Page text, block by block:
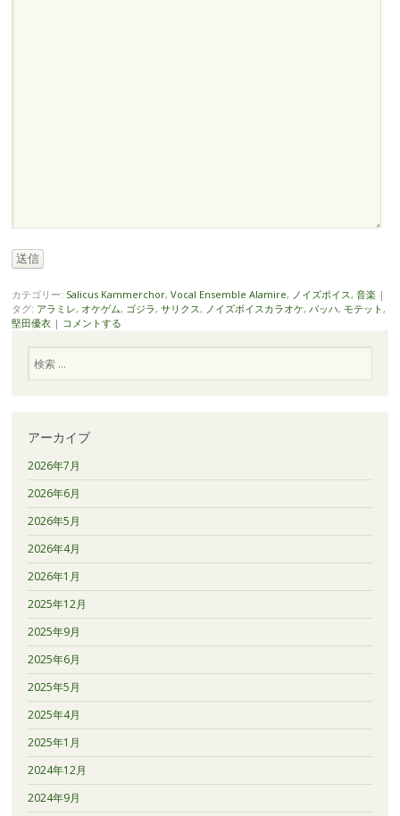
送信
カテゴリー: Salicus Kammerchor, Vocal Ensemble Alamire, ノイズボイス, 音楽 |
タグ: アラミレ, オケゲム, ゴジラ, サリクス, ノイズボイスカラオケ, バッハ, モテット,
堅田優衣 | コメントする
索
アーカイブ
2026年7月
2026年6月
2026年5月
2026年4月
2026年1月
2025年12月
2025年9月
2025年6月
2025年5月
2025年4月
2025年1月
2024年12月
2024年9月